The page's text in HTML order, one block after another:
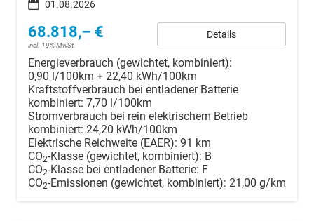
01.08.2026
68.818,– €
incl. 19% MwSt.
Details
Energieverbrauch (gewichtet, kombiniert):
0,90 l/100km + 22,40 kWh/100km
Kraftstoffverbrauch bei entladener Batterie
kombiniert: 7,70 l/100km
Stromverbrauch bei rein elektrischem Betrieb
kombiniert: 24,20 kWh/100km
Elektrische Reichweite (EAER): 91 km
CO2-Klasse (gewichtet, kombiniert): B
CO2-Klasse bei entladener Batterie: F
CO2-Emissionen (gewichtet, kombiniert): 21,00 g/km